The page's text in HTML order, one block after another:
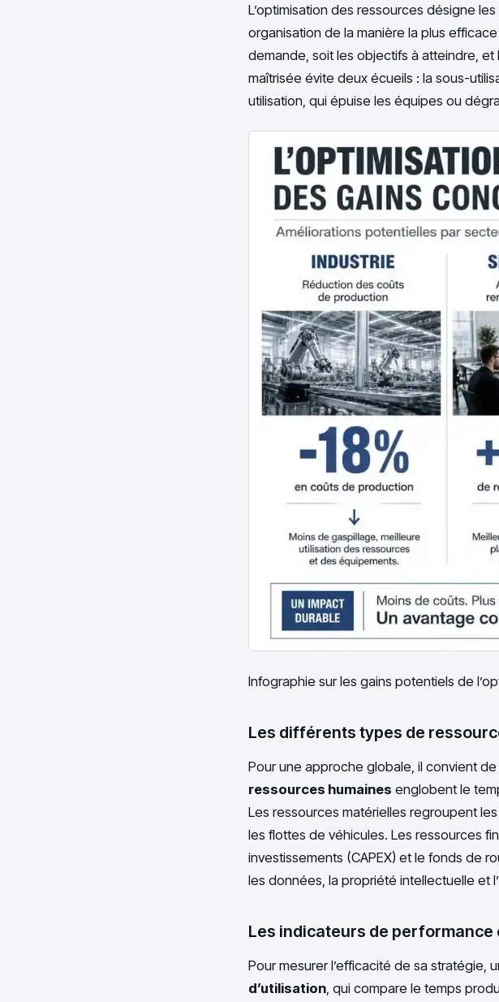
L’optimisation des ressources désigne
organisation de la manière la plus
demande, soit les objectifs à atteindre, et
maîtrisée évite deux écueils : la sous-
utilisation, qui épuise les équipes ou
Infographie sur les gains potentiels de
Les différents types de
Pour une approche globale, il convient
ressources humaines englobent le
Les ressources matérielles regroupent
les flottes de véhicules. Les ressources
investissements (CAPEX) et le fonds de
les données, la propriété intellectuelle et
Les indicateurs de performance
Pour mesurer l’efficacité de sa stratégie,
d’utilisation, qui compare le temps